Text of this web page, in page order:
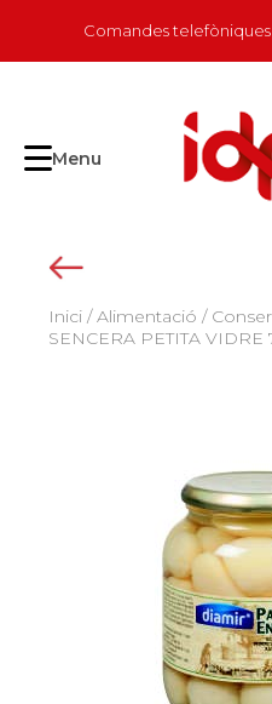
content
Comandes
Menu
Inici /Alimentació /
SENCERA PETITA VIDRE